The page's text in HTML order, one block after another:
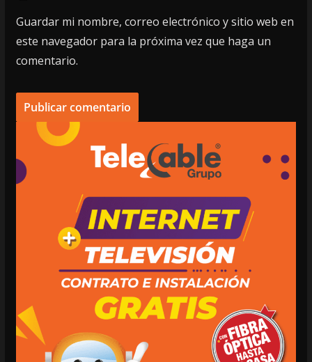
Guardar mi nombre, correo electrónico y sitio web en
este navegador para la próxima vez que haga un
comentario.